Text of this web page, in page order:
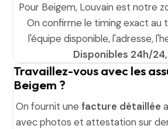
Pour Beigem, Louvain est notre
On confirme le timing exact au
l'équipe disponible, l'adresse,
Disponibles 24h/
Travaillez-vous avec les
Beigem ?
On fournit une facture détaillée
avec photos et attestation sur